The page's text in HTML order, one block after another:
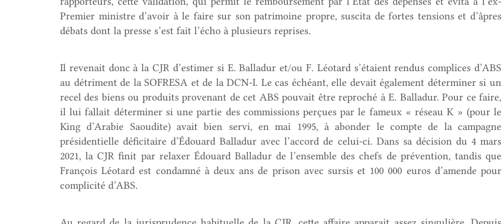
Premier ministre d’avoir à le faire sur son patrimoine propre, suscita de fortes tensions et d’âpres
débats dont la presse s’est fait l’écho à plusieurs reprises.
Il revenait donc à la CJR d’estimer si E. Balladur et/ou F. Léotard s’étaient rendus complices d’ABS
au détriment de la SOFRESA et de la DCN-I. Le cas échéant, elle devait également déterminer si un
recel des biens ou produits provenant de cet ABS pouvait être reproché à E. Balladur. Pour ce faire,
il lui fallait déterminer si une partie des commissions perçues par le fameux « réseau K » (pour le
King d’Arabie Saoudite) avait bien servi, en mai 1995, à abonder le compte de la campagne
présidentielle déficitaire d’Édouard Balladur avec l’accord de celui-ci. Dans sa décision du 4 mars
2021, la CJR finit par relaxer Édouard Balladur de l’ensemble des chefs de prévention, tandis que
François Léotard est condamné à deux ans de prison avec sursis et 100 000 euros d’amende pour
complicité d’ABS.